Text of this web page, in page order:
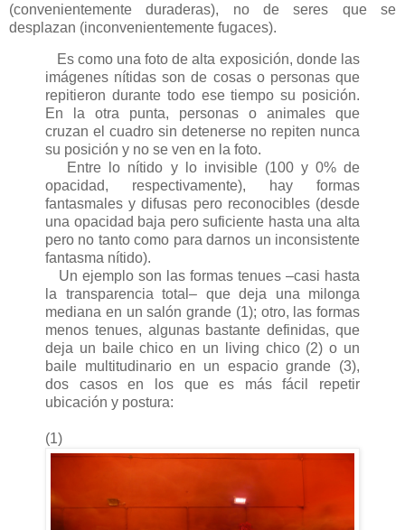
(convenientemente duraderas), no de seres que se
desplazan (inconvenientemente fugaces).
Es como una foto de alta exposición, donde las
imágenes nítidas son de cosas o personas que
repitieron durante todo ese tiempo su posición.
En la otra punta, personas o animales que
cruzan el cuadro sin detenerse no repiten nunca
su posición y no se ven en la foto.
Entre lo nítido y lo invisible (100 y 0% de
opacidad, respectivamente), hay formas
fantasmales y difusas pero reconocibles (desde
una opacidad baja pero suficiente hasta una alta
pero no tanto como para darnos un inconsistente
fantasma nítido).
Un ejemplo son las formas tenues –casi hasta
la transparencia total– que deja una milonga
mediana en un salón grande (1); otro, las formas
menos tenues, algunas bastante definidas, que
deja un baile chico en un living chico (2) o un
baile multitudinario en un espacio grande (3),
dos casos en los que es más fácil repetir
ubicación y postura:
(1)